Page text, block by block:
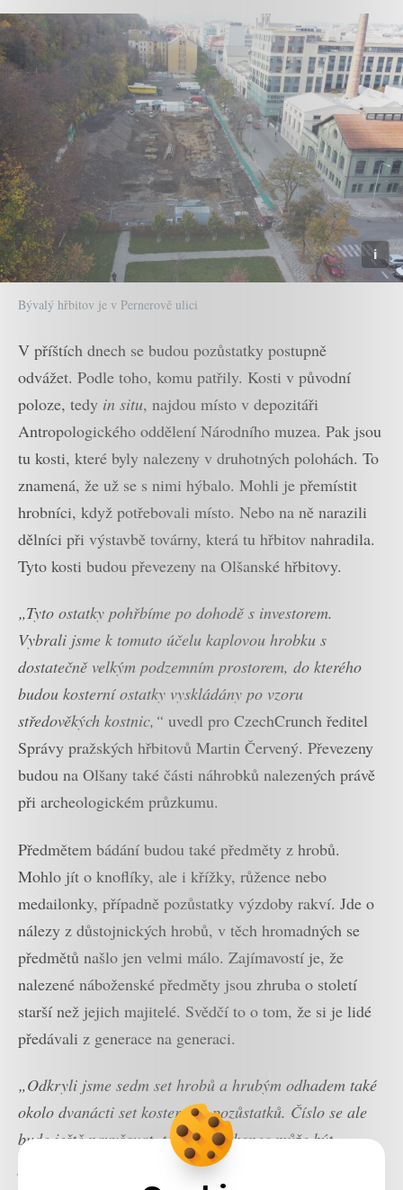
Bývalý hřbitov je v Pernerově ulici
V příštích dnech se budou pozůstatky postupně
odvážet. Podle toho, komu patřily. Kosti v původní
poloze, tedy in situ, najdou místo v depozitáři
Antropologického oddělení Národního muzea. Pak jsou
tu kosti, které byly nalezeny v druhotných polohách. To
znamená, že už se s nimi hýbalo. Mohli je přemístit
hrobníci, když potřebovali místo. Nebo na ně narazili
dělníci při výstavbě továrny, která tu hřbitov nahradila.
Tyto kosti budou převezeny na Olšanské hřbitovy.
„Tyto ostatky pohřbíme po dohodě s investorem.
Vybrali jsme k tomuto účelu kaplovou hrobku s
dostatečně velkým podzemním prostorem, do kterého
budou kosterní ostatky vyskládány po vzoru
středověkých kostnic,“ uvedl pro CzechCrunch ředitel
Správy pražských hřbitovů Martin Červený. Převezeny
budou na Olšany také části náhrobků nalezených právě
při archeologickém průzkumu.
Předmětem bádání budou také předměty z hrobů.
Mohlo jít o knoflíky, ale i křížky, růžence nebo
medailonky, případně pozůstatky výzdoby rakví. Jde o
nálezy z důstojnických hrobů, v těch hromadných se
předmětů našlo jen velmi málo. Zajímavostí je, že
nalezené náboženské předměty jsou zhruba o století
starší než jejich majitelé. Svědčí to o tom, že si je lidé
předávali z generace na generaci.
„Odkryli jsme sedm set hrobů a hrubým odhadem také
okolo dvanácti set kosterních pozůstatků. Číslo se ale
bude ještě navyšovat, takže tu nakonec může být
patnáct set až dva tisíce těl,“říká Vyšohlíd.